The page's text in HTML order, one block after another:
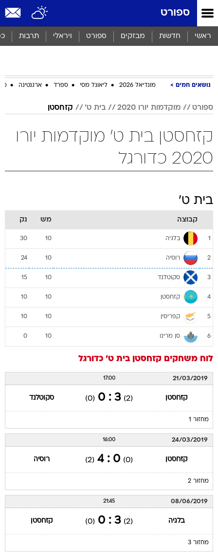
ספורט
ראשי חדשות מבזקים ספורט ויראלי תרבות
נושאים חמים מונדיאל 2026 ליאונל מסי ספרד ארגנטינה
ספורט מוקדמות יורו 2020 בית ט' קזחסטן
קזחסטן בית ט' מוקדמות יורו
2020 כדורגל
בית ט'
קבוצה מש נק
1 בלגיה 10
30
2 רוסיה 10
24
3 סקוטלנד 10
15
4 קזחסטן 10
10
5 קפריסין 10
10
6 סן מרינו 10
0
לוח משחקים קזחסטן בית ט' כדורגל
21/03/2019
17:00
קזחסטן (2)
3 : 0
(0) סקוטלנד
מחזור 1
24/03/2019
16:00
קזחסטן (0)
0 : 4
(2) רוסיה
מחזור 2
08/06/2019
21:45
בלגיה (2)
3 : 0
(0) קזחסטן
מחזור 3